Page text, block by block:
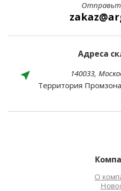
О
Адреса
140033,
Территория